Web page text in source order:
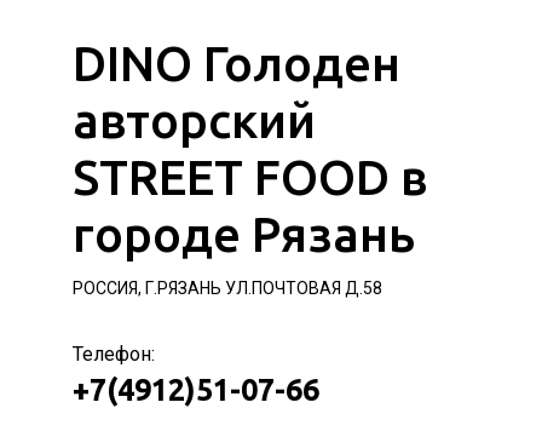
DINO Голоден
авторский
STREET FOOD в
городе Рязань
РОССИЯ, Г.РЯЗАНЬ УЛ.ПОЧТОВАЯ Д.58
Телефон:
+7(4912)51-07-66